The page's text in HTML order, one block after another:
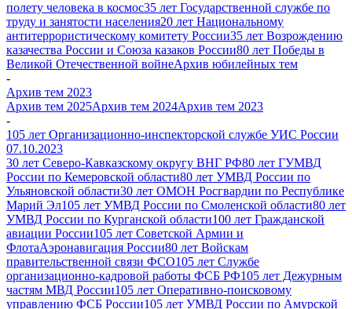
полету человека в космос35 лет Государственной службе по
труду и занятости населения20 лет Национальному
антитеррористическому комитету России35 лет Возрождению
казачества России и Союза казаков России80 лет Победы в
Великой Отечественной войнеАрхив юбилейных тем
-
Архив тем 2023
Архив тем 2025Архив тем 2024Архив тем 2023
-
105 лет Организационно-инспекторской службе УИС России
07.10.2023
30 лет Северо-Кавказскому округу ВНГ РФ80 лет ГУМВД
России по Кемеровской области80 лет УМВД России по
Ульяновской области30 лет ОМОН Росгвардии по Республике
Марий Эл105 лет УМВД России по Смоленской области80 лет
УМВД России по Курганской области100 лет Гражданской
авиации России105 лет Советской Армии и
ФлотаАэронавигация России80 лет Войскам
правительственной связи ФСО105 лет Службе
организационно-кадровой работы ФСБ РФ105 лет Дежурным
частям МВД России105 лет Оперативно-поисковому
управлению ФСБ России105 лет УМВД России по Амурской